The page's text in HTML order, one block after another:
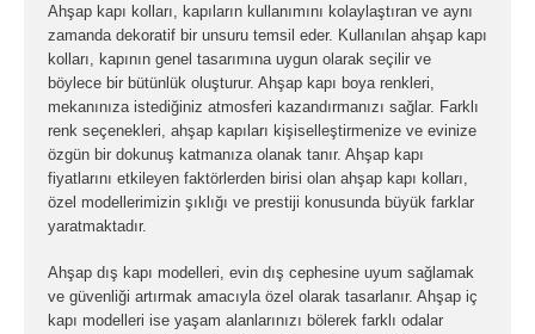
Ahşap kapı kolları, kapıların kullanımını kolaylaştıran ve aynı
zamanda dekoratif bir unsuru temsil eder. Kullanılan ahşap kapı
kolları, kapının genel tasarımına uygun olarak seçilir ve
böylece bir bütünlük oluşturur. Ahşap kapı boya renkleri,
mekanınıza istediğiniz atmosferi kazandırmanızı sağlar. Farklı
renk seçenekleri, ahşap kapıları kişiselleştirmenize ve evinize
özgün bir dokunuş katmanıza olanak tanır. Ahşap kapı
fiyatlarını etkileyen faktörlerden birisi olan ahşap kapı kolları,
özel modellerimizin şıklığı ve prestiji konusunda büyük farklar
yaratmaktadır.
Ahşap dış kapı modelleri, evin dış cephesine uyum sağlamak
ve güvenliği artırmak amacıyla özel olarak tasarlanır. Ahşap iç
kapı modelleri ise yaşam alanlarınızı bölerek farklı odalar